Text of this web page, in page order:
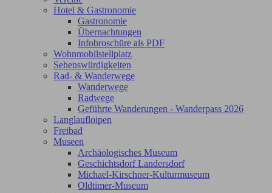
Hotel & Gastronomie
Gastronomie
Übernachtungen
Infobroschüre als PDF
Wohnmobilstellplatz
Sehenswürdigkeiten
Rad- & Wanderwege
Wanderwege
Radwege
Geführte Wanderungen - Wanderpass 2026
Langlaufloipen
Freibad
Museen
Archäologisches Museum
Geschichtsdorf Landersdorf
Michael-Kirschner-Kulturmuseum
Oldtimer-Museum